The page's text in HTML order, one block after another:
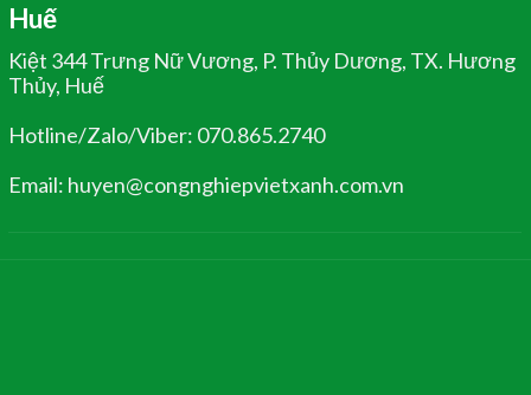
Huế
Kiệt 344 Trưng Nữ Vương, P. Thủy Dương, TX. Hương
Thủy, Huế
Hotline/Zalo/Viber: 070.865.2740
Email: huyen@congnghiepvietxanh.com.vn